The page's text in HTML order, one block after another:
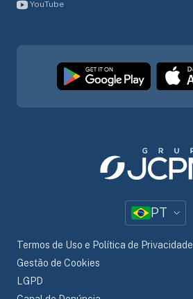
YouTube
PT
Termos de Uso e Política de Privacidade
Gestão de Cookies
LGPD